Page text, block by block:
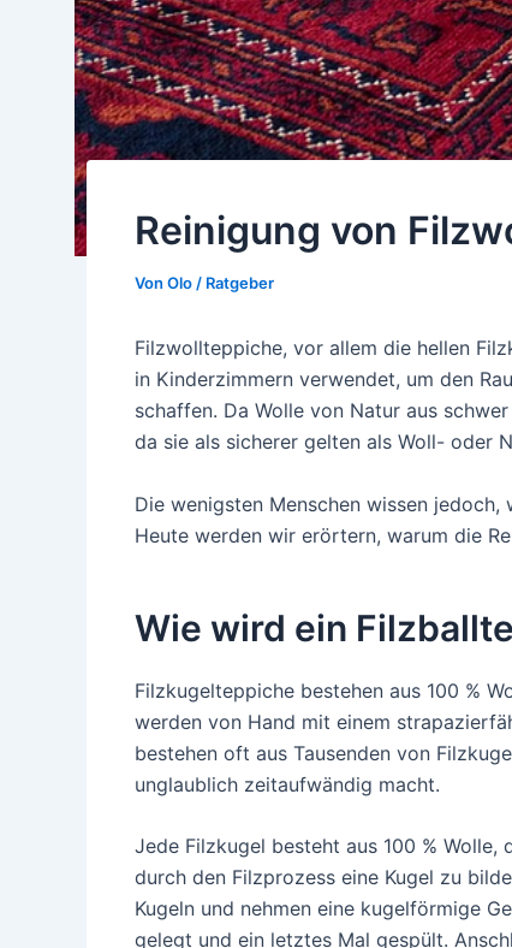
Reinigung von
Von Olo / Ratgeber
Filzwollteppiche, vor allem die hellen
in Kinderzimmern verwendet, um den
schaffen. Da Wolle von Natur aus
da sie als sicherer gelten als Woll- oder
Die wenigsten Menschen wissen
Heute werden wir erörtern, warum die
Wie wird ein
Filzkugelteppiche bestehen aus 100 %
werden von Hand mit einem
bestehen oft aus Tausenden von
unglaublich zeitaufwändig macht.
Jede Filzkugel besteht aus 100 %
durch den Filzprozess eine Kugel zu
Kugeln und nehmen eine kugelförmige
gelegt und ein letztes Mal gespült.